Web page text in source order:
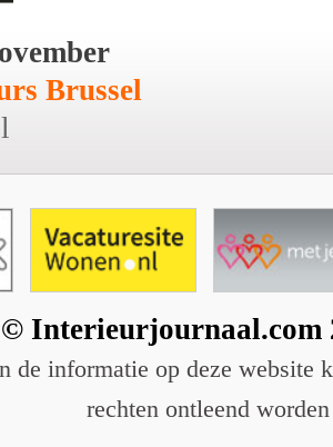
Brussel
© Interieurjournaal.com
de informatie op deze website
rechten ontleend worden